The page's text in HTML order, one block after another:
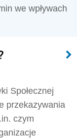
we wpływach
Społecznej
przekazywania
czym